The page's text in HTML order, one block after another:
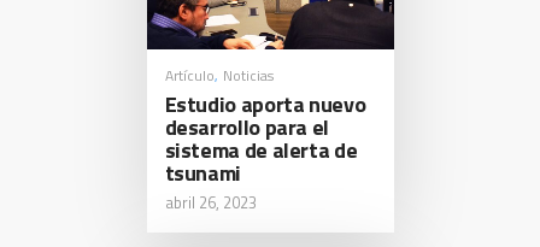
Artículo, Noticias
Estudio aporta nuevo
desarrollo para el
sistema de alerta de
tsunami
abril 26, 2023